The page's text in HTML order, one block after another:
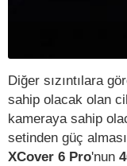
Diğer sızıntılara
sahip olacak olan
kameraya sahip
setinden güç
XCover 6 Pro'nun